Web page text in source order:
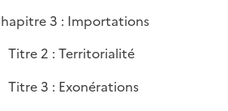
i
e
3 : Importations
DTitre 2 : Territorialité
DTitre 3 : Exonérations